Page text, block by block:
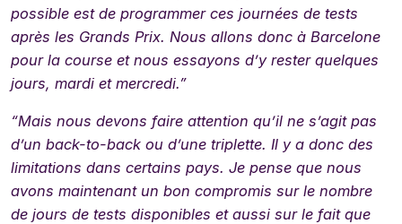
possible est de programmer ces journées de tests
après les Grands Prix. Nous allons donc à Barcelone
pour la course et nous essayons d’y rester quelques
jours, mardi et mercredi.”
“Mais nous devons faire attention qu’il ne s’agit pas
d’un back-to-back ou d’une triplette. Il y a donc des
limitations dans certains pays. Je pense que nous
avons maintenant un bon compromis sur le nombre
de jours de tests disponibles et aussi sur le fait que